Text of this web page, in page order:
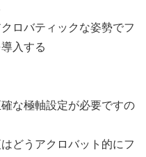
ロバティックな姿勢でフ
入する
な極軸設定が必要ですの
どうアクロバット的にフ